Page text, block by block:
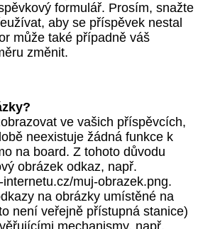
formulář. Prosím, snažte
aby se příspěvek nestal
může také případně váš
změnit.
ve vašich příspěvcích,
neexistuje žádná funkce k
na board. Z tohoto důvodu
obrázek odkaz, např.
muj-obrazek.png.
na obrázky umístěné na
není veřejně přístupná stanice)
mechanismy, např.